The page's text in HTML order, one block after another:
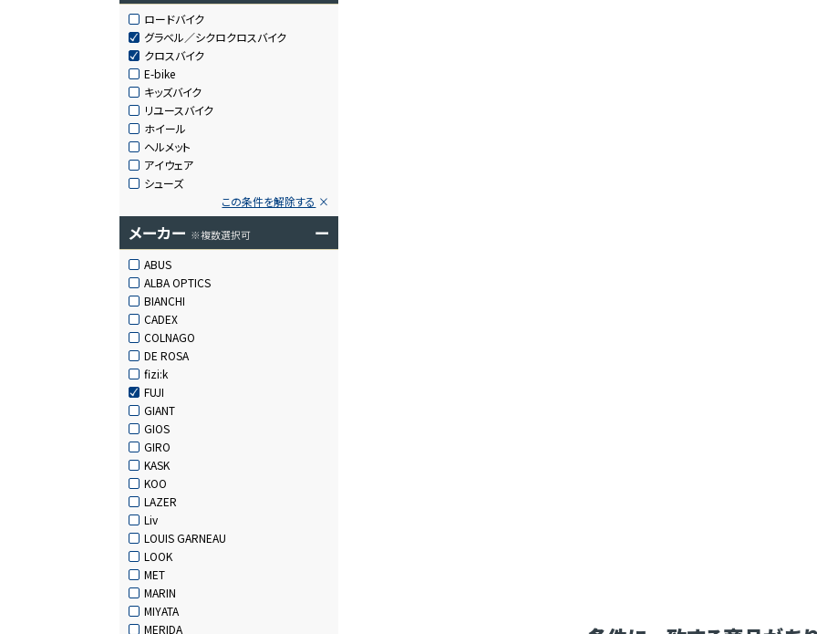
ロードバイク
グラベル／シクロクロスバイク
クロスバイク
E-bike
キッズバイク
リユースバイク
ホイール
ヘルメット
アイウェア
シューズ
この条件を解除する
メーカー ※複数選択可 ー
ABUS
ALBA OPTICS
BIANCHI
CADEX
COLNAGO
DE ROSA
fizi:k
FUJI
GIANT
GIOS
GIRO
KASK
KOO
LAZER
Liv
LOUIS GARNEAU
LOOK
MET
MARIN
MIYATA
MERIDA